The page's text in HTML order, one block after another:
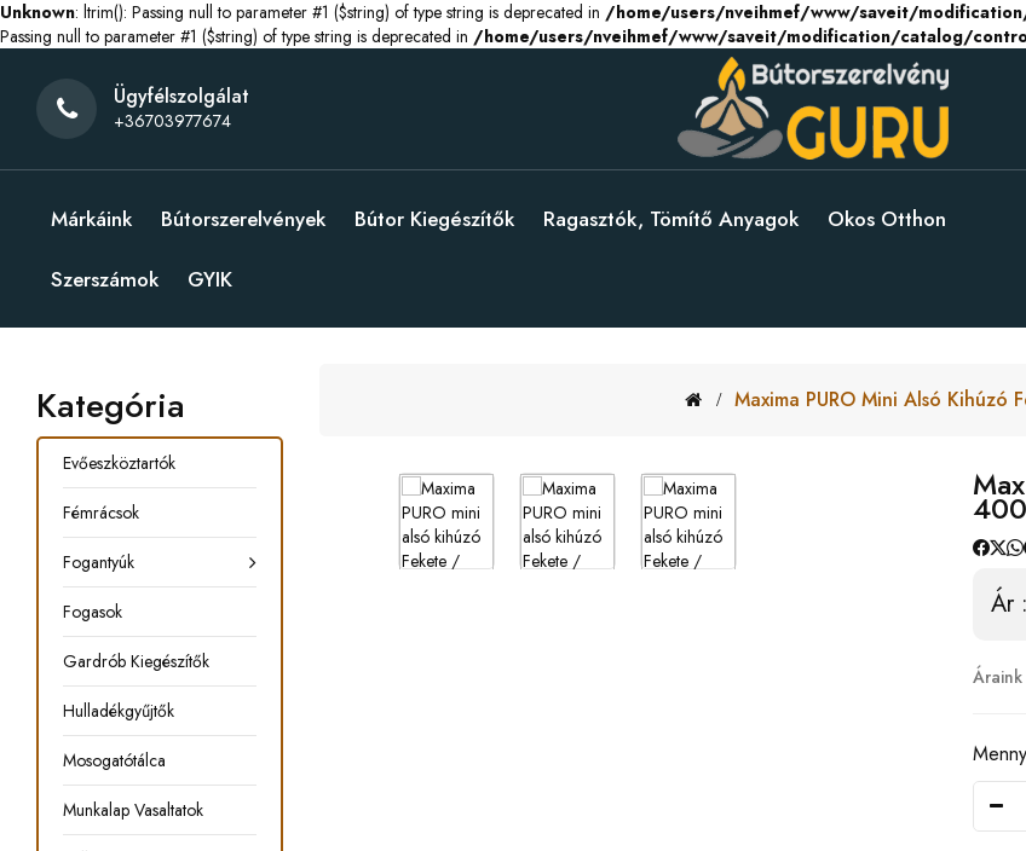
Unknown: ltrim(): Passing null to parameter #1 ($string) of type string is deprecated in /home/users/nveihmef/www/saveit/
Passing null to parameter #1 ($string) of type string is deprecated in /home/users/nveihmef/www/saveit/modification/catalog/
Ügyfélszolgálat
+36703977674
Márkáink Bútorszerelvények Bútor Kiegészítők Ragasztók, Tömítő Anyagok Okos Otthon
Szerszámok GYIK
Kategória
Evőeszköztartók
Fémrácsok
Fogantyúk
Fogasok
Gardrób Kiegészítők
Hulladékgyűjtők
Mosogatótálca
Munkalap Vasaltatok
Maxima PURO Mini Alsó
Ár :